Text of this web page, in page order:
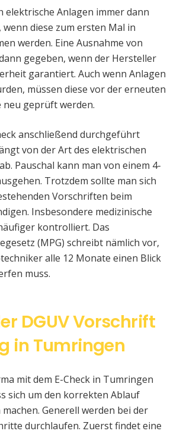
elektrische Anlagen immer dann
diese zum ersten Mal in
werden. Eine Ausnahme von
gegeben, wenn der Hersteller
garantiert. Auch wenn Anlagen
müssen diese vor der erneuten
geprüft werden.
anschließend durchgeführt
von der Art des elektrischen
Pauschal kann man von einem 4-
Trotzdem sollte man sich
Vorschriften beim
Insbesondere medizinische
kontrolliert. Das
(MPG) schreibt nämlich vor,
alle 12 Monate einen Blick
muss.
DGUV Vorschrift
in Tumringen
mit dem E-Check in Tumringen
sich um den korrekten Ablauf
Generell werden bei der
durchlaufen. Zuerst findet eine